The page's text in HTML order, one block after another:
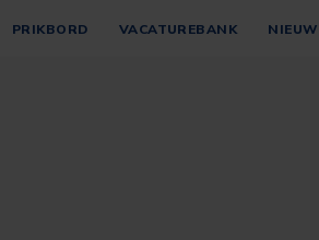
PRIKBORD VACATUREBANK